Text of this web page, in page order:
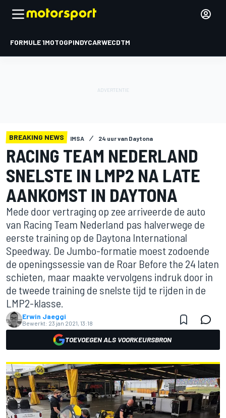
FORMULE 1MOTOGPINDYCARWECDTM
BREAKING NEWS IMSA 24 uur van Daytona
RACING TEAM NEDERLAND
SNELSTE IN LMP2 NA LATE
AANKOMST IN DAYTONA
Mede door vertraging op zee arriveerde de auto
van Racing Team Nederland pas halverwege de
eerste training op de Daytona International
Speedway. De Jumbo-formatie moest zodoende
de openingssessie van de Roar Before the 24 laten
schieten, maar maakte vervolgens indruk door in
de tweede training de snelste tijd te rijden in de
LMP2-klasse.
Erwin Jaeggi
Bewerkt: 23 jan 2021, 13:18
TOEVOEGEN ALS VOORKEURSBRON